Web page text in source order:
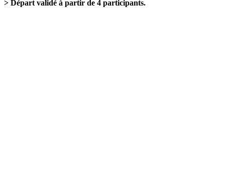
> Départ validé à partir de 4 participants.